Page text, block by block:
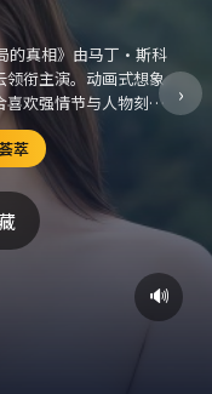
›
的真相》由马丁·斯科
衔主演。动画式想象
喜欢强情节与人物刻画
萃
🔊